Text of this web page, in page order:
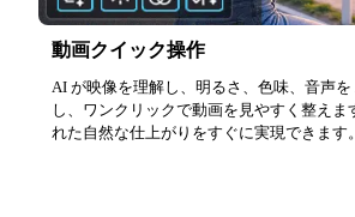
動画クイック操作
AI が映像を理解し、明るさ、色味、音声
し、ワンクリックで動画を見やすく整えま
れた自然な仕上がりをすぐに実現できます。